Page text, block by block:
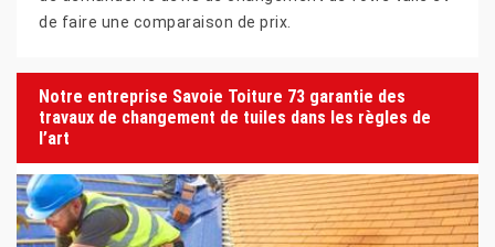
de faire une comparaison de prix.
Notre entreprise Savoie Toiture 73 garantie des
travaux de changement de tuiles dans les règles de
l’art